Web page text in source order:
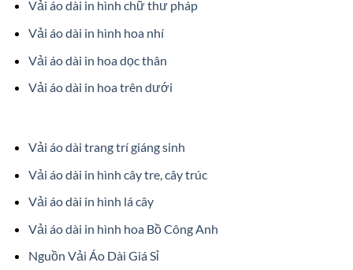
Vải áo dài in hình chữ thư pháp
Vải áo dài in hình hoa nhí
Vải áo dài in hoa dọc thân
Vải áo dài in hoa trên dưới
Vải áo dài trang trí giáng sinh
Vải áo dài in hình cây tre, cây trúc
Vải áo dài in hình lá cây
Vải áo dài in hình hoa Bồ Công Anh
Nguồn Vải Áo Dài Giá Sỉ